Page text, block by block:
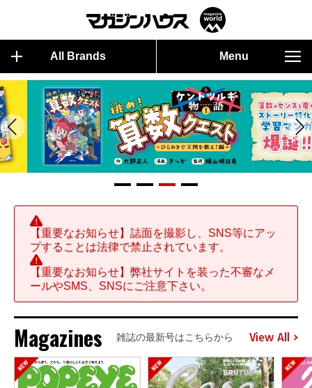
All Brands Menu
【重要なお知らせ】誌面を撮影し、SNS等にアッ
プすることは法律で禁止されています。
【重要なお知らせ】弊社サイトを装った不審なメ
ールやSMS、SNSにご注意下さい。
Magazines 雑誌の最新号はこちらから View All